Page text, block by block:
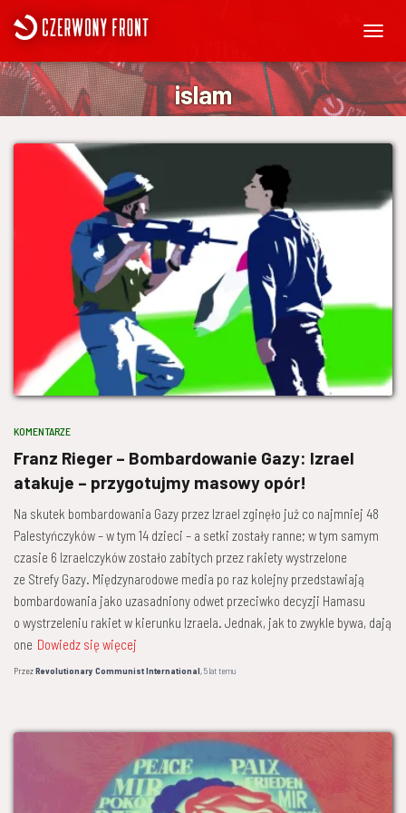
islam
KOMENTARZE
Franz Rieger – Bombardowanie Gazy: Izrael
atakuje – przygotujmy masowy opór!
Na skutek bombardowania Gazy przez Izrael zginęło już co najmniej 48
Palestyńczyków – w tym 14 dzieci – a setki zostały ranne; w tym samym
czasie 6 Izraelczyków zostało zabitych przez rakiety wystrzelone
ze Strefy Gazy. Międzynarodowe media po raz kolejny przedstawiają
bombardowania jako uzasadniony odwet przeciwko decyzji Hamasu
o wystrzeleniu rakiet w kierunku Izraela. Jednak, jak to zwykle bywa, dają
one Dowiedz się więcej
PrzezRevolutionary Communist International,5 lattemu